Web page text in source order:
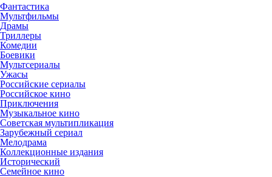
Фантастика
Мультфильмы
Драмы
Триллеры
Комедии
Боевики
Мультсериалы
Ужасы
Российские сериалы
Российское кино
Приключения
Музыкальное кино
Советская мультипликация
Зарубежный сериал
Мелодрама
Коллекционные издания
Исторический
Семейное кино